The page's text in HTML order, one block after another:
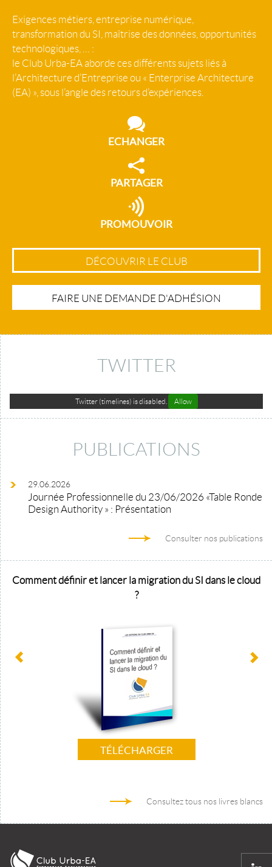
Exigences métiers, entreprise numérique,
transformation du SI, maîtrise des données, opportunités
technologiques, … :
le Club Urba-EA aborde ces différents sujets liés à
l’Architecture d’Entreprise ou « Enterprise Architecture
(EA) », sous l’angle des retours d’expériences.
ECHANGER
PARTAGER
PROMOUVOIR
DÉCOUVRIR LE CLUB
FAIRE UNE DEMANDE D'ADHÉSION
TWITTER
Twitter (timelines) is disabled. Allow
PUBLICATIONS
29.06.2026
Journée Professionnelle du 23/06/2026 «Table Ronde
Design Authority » : Présentation
Consulter nos publications
Comment définir et lancer la migration du SI dans le cloud
?
TÉLÉCHARGER
Consultez tous nos livres blancs